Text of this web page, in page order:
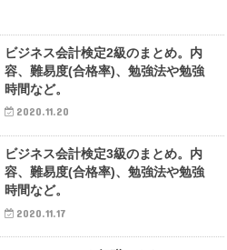
ビジネス会計検定2級のまとめ。内
容、難易度(合格率)、勉強法や勉強
時間など。
2020.11.20
ビジネス会計検定3級のまとめ。内
容、難易度(合格率)、勉強法や勉強
時間など。
2020.11.17